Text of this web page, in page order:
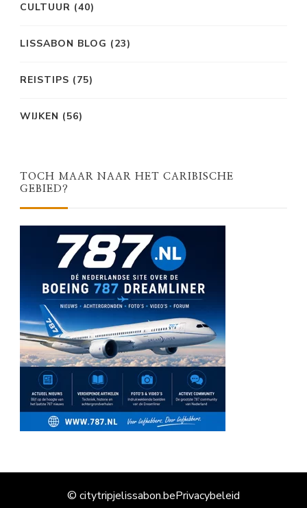
CULTUUR (40)
LISSABON BLOG (23)
REISTIPS (75)
WIJKEN (56)
TOCH MAAR NAAR HET CARIBISCHE
GEBIED?
© citytripjelissabon.bePrivacybeleid